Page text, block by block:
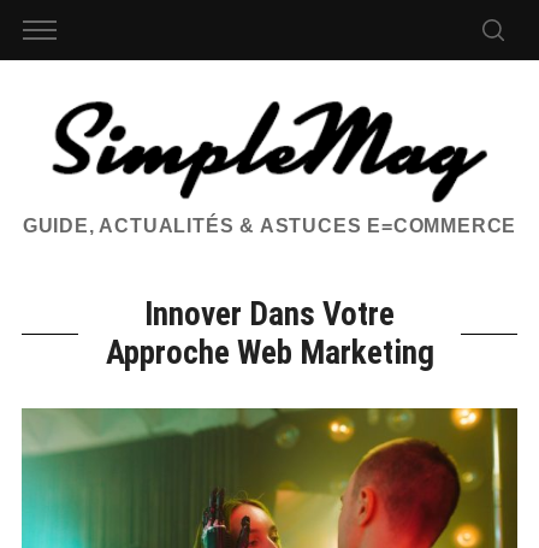
GUIDE, ACTUALITÉS & ASTUCES E=COMMERCE
Innover Dans Votre
Approche Web Marketing